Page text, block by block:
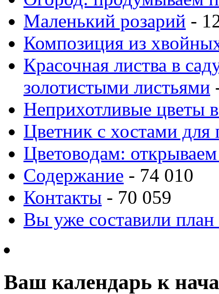
Маленький розарий -
Композиция из
Красочная листва в
золотистыми листьями
Неприхотливые цветы
Цветник с хостами для
Цветоводам:
Содержание - 74 010
Контакты - 70 059
Вы уже составили план
Ваш календарь к